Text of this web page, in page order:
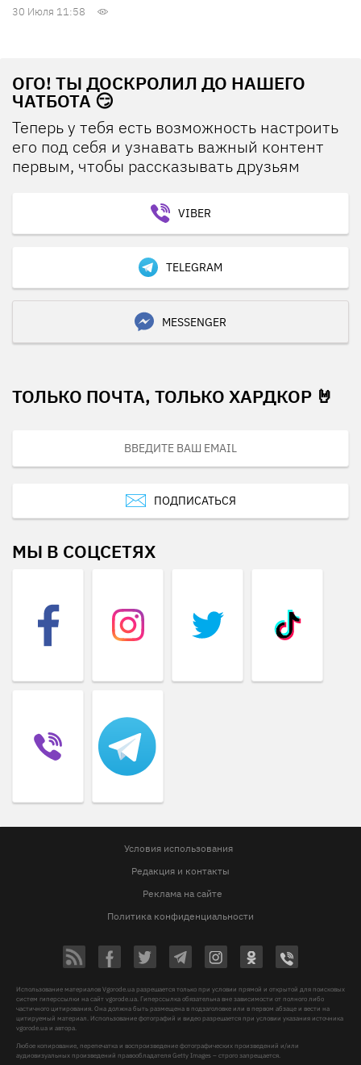
30 Июля 11:58
ОГО! ТЫ ДОСКРОЛИЛ ДО НАШЕГО
ЧАТБОТА 😏
Теперь у тебя есть возможность настроить
его под себя и узнавать важный контент
первым, чтобы рассказывать друзьям
VIBER
TELEGRAM
MESSENGER
ТОЛЬКО ПОЧТА, ТОЛЬКО ХАРДКОР 🤘
ПОДПИСАТЬСЯ
МЫ В СОЦСЕТЯХ
Условия использования
Редакция и контакты
Реклама на сайте
Политика конфиденциальности
Использование материалов Vgorode.ua разрешается только при условии прямой и открытой для поисковых
систем гиперссылки на сайт vgorode.ua. Гиперссылка обязательна вне зависимости от полного либо
частичного цитирования. Она должна быть размещена в подзаголовке или в первом абзаце и вести на
цитируемый материал. Использование фотографий и видео разрешается при условии указания источника
vgorode.ua и автора.
Любое копирование, перепечатка и воспроизведение фотографических произведений и/или
аудиовизуальных произведений правообладателя Getty Images – строго запрещается.